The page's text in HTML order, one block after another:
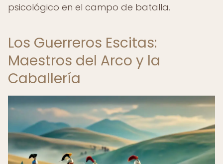
psicológico en el campo de batalla.
Los Guerreros Escitas:
Maestros del Arco y la
Caballería